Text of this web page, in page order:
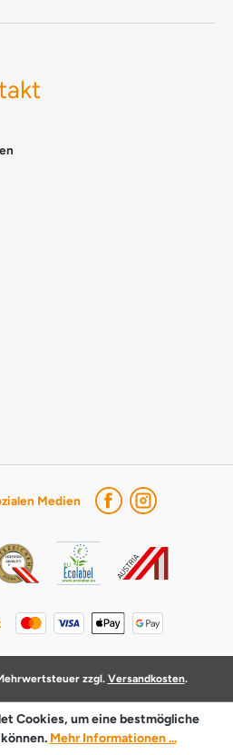
Medien
zzgl. Versandkosten.
Cookies, um eine bestmögliche
Mehr Informationen ...